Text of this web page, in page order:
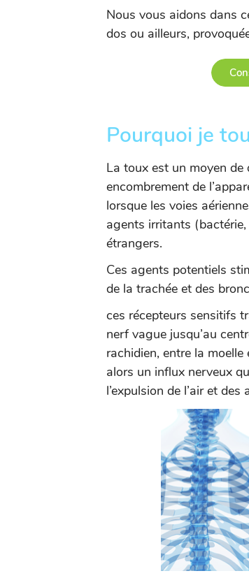
Nous vous aidons dans
dos ou ailleurs,
Pourquoi je
La toux est un moyen de
encombrement de
lorsque les voies
agents irritants
étrangers.
Ces agents potentiels
de la trachée et des
ces récepteurs sensitifs
nerf vague jusqu’au
rachidien, entre la
alors un influx nerveux
l’expulsion de l’air et